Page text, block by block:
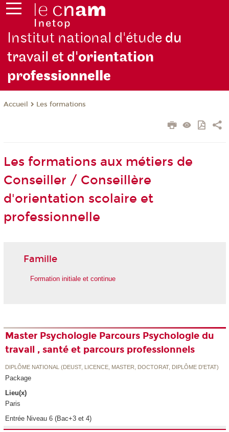
Institut national d'étude du
travail et d'orientation
professionnelle
Accueil Les formations
Les formations aux métiers de
Conseiller / Conseillère
d'orientation scolaire et
professionnelle
Famille
Formation initiale et continue
Master Psychologie Parcours Psychologie du
travail , santé et parcours professionnels
DIPLÔME NATIONAL (DEUST, LICENCE, MASTER, DOCTORAT, DIPLÔME D'ETAT)
Package
Lieu(x)
Paris
Entrée Niveau 6 (Bac+3 et 4)